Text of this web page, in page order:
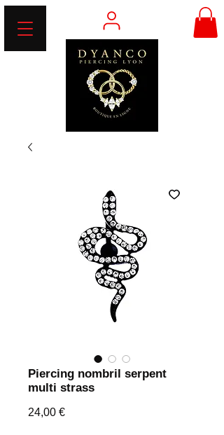
Piercing nombril serpent
multi strass
24,00 €Prix